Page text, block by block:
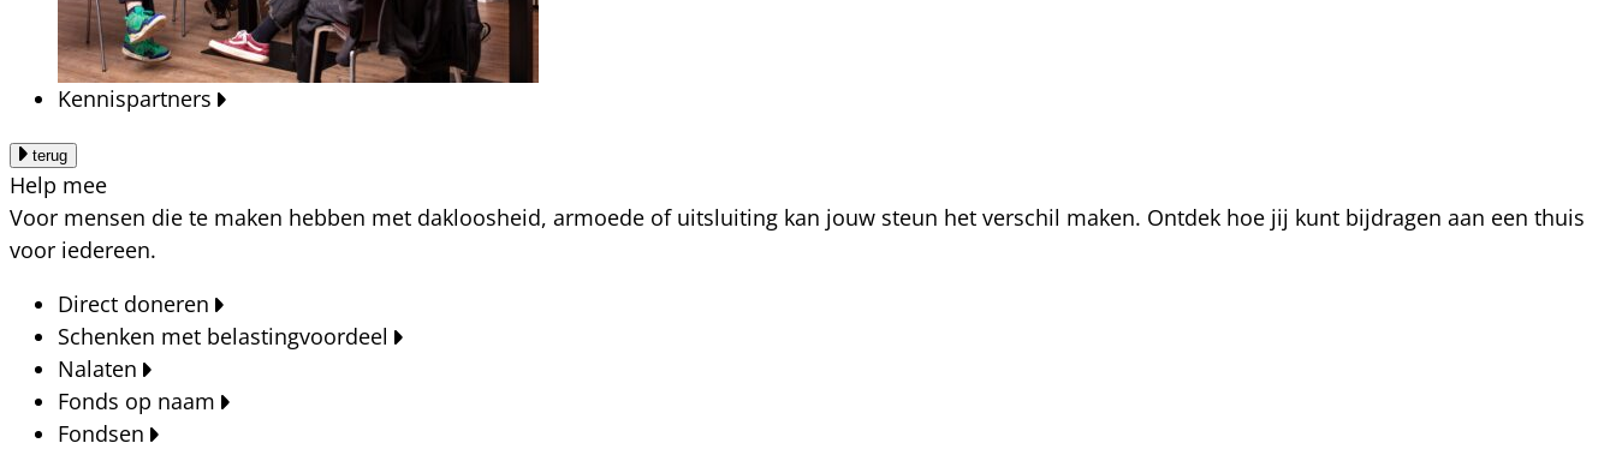
Kennispartners
terug
Help mee
Voor mensen die te maken hebben met dakloosheid, armoede of uitsluiting kan jouw steun het verschil maken. Ontdek hoe jij kunt bijdragen aan een thuis
voor iedereen.
Direct doneren
Schenken met belastingvoordeel
Nalaten
Fonds op naam
Fondsen